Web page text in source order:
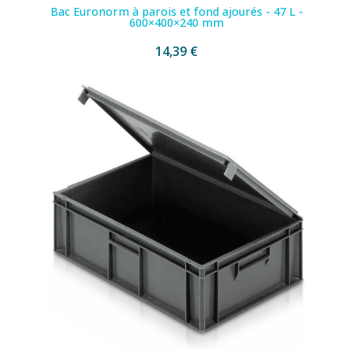
Bac Euronorm à parois et fond ajourés - 47 L -
600×400×240 mm
14,39 €